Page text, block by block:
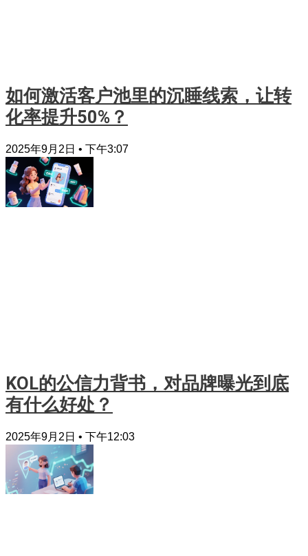
如何激活客户池里的沉睡线索，让转
化率提升50%？
2025年9月2日 下午3:07
KOL的公信力背书，对品牌曝光到底
有什么好处？
2025年9月2日 下午12:03